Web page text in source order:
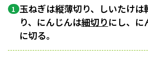
1 玉ねぎは縦薄切り、しいたけは
り、にんじんは細切りにし、に
に切る。